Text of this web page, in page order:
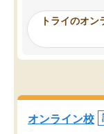
ったんですが、
み、徐々に成績
思っていました
を的確に指導い
くりするほど楽
塾を受けていま
つ成績も上がり
てきたので、さ
トライのオ
オンライン校